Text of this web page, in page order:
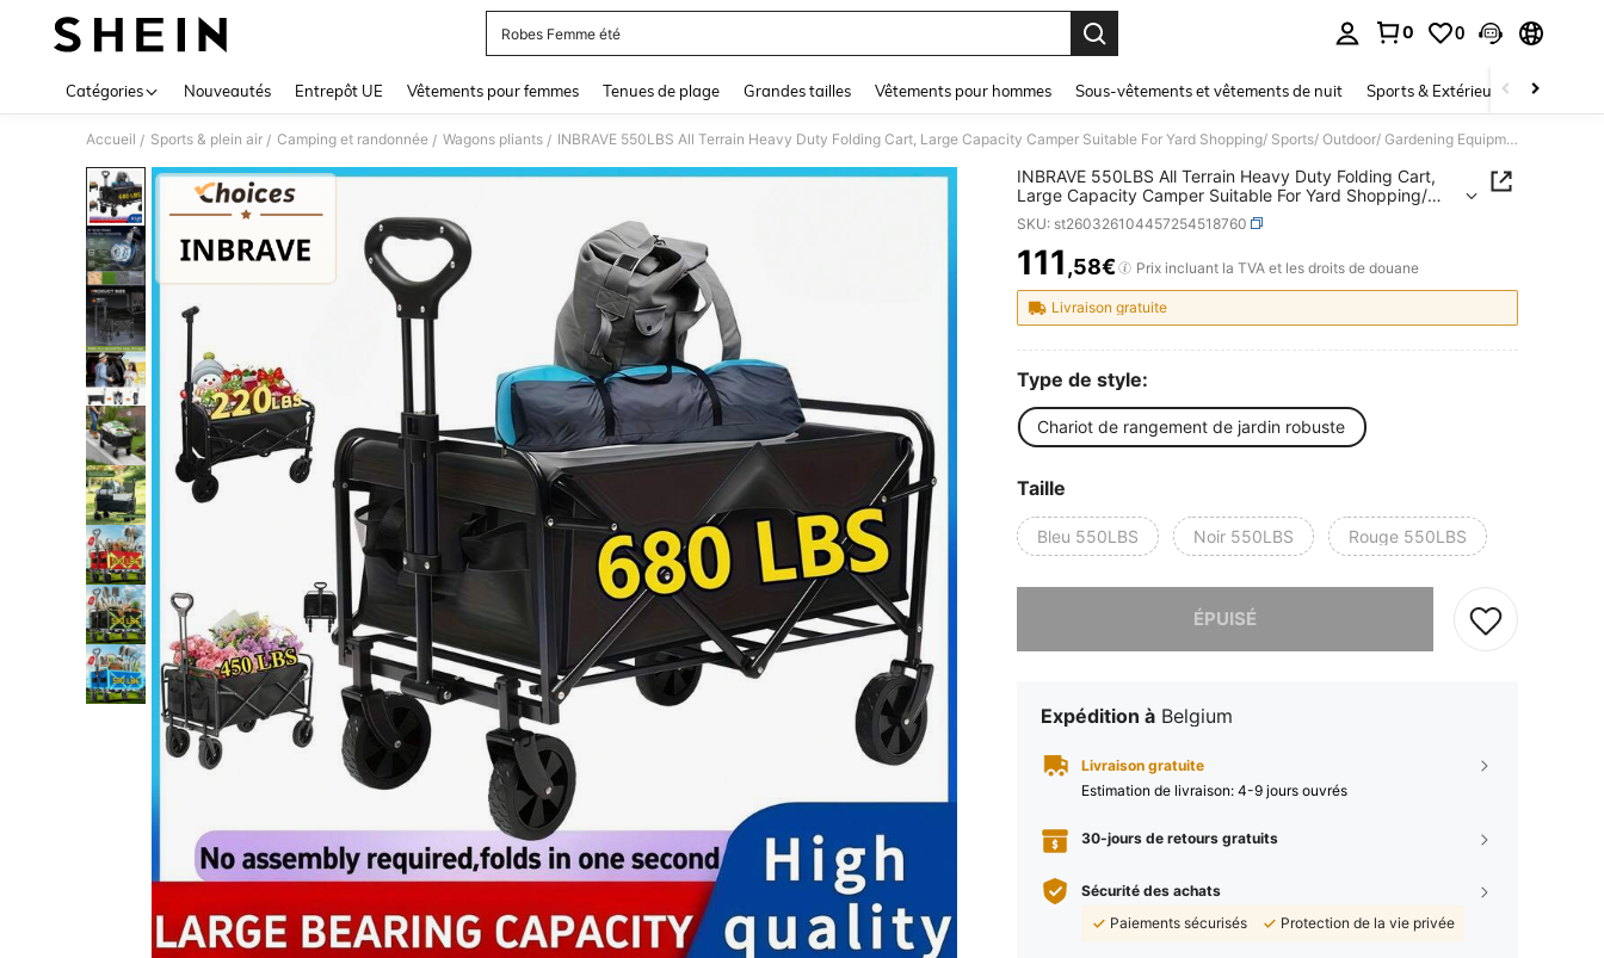
Robes Femme été
0 0
Catégories Nouveautés Entrepôt UE Vêtements pour femmes Tenues de plage Grandes tailles Vêtements pour hommes Sous-vêtements et vêtements de nuit Sports & Extérieur Enfants
Accueil / Sports & plein air / Camping et randonnée / Wagons pliants / INBRAVE 550LBS All Terrain Heavy Duty Folding Cart, Large Capacity Camper Suitable For Yard Shopping/ Sports/ Outdoor/ Gardening Equipment Handling, Black Multifunctional Utility Cart
INBRAVE 550LBS All Terrain Heavy Duty Folding Cart,
Large Capacity Camper Suitable For Yard Shopping/
Sports/ Outdoor/ Gardening Equipment Handling, Black
Multifunctional Utility Cart
SKU: st260326104457254518760
PRICE AND AVAILABILITY
111,58€ Prix incluant la TVA et les droits de douane
Livraison gratuite
Type de style:
Chariot de rangement de jardin robuste
Taille
Bleu 550LBS Noir 550LBS Rouge 550LBS
ÉPUISÉ
Expédition à Belgium
Livraison gratuite
Estimation de livraison: 4-9 jours ouvrés
30-jours de retours gratuits
Sécurité des achats
Paiements sécurisés
Protection de la vie privée